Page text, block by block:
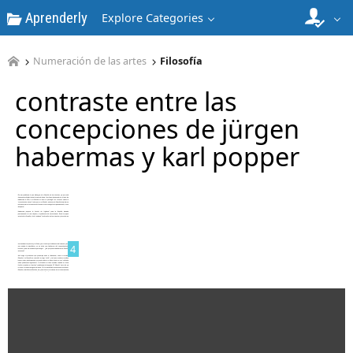
Aprenderly Explore Categories
Numeración de las artes Filosofía
contraste entre las
concepciones de jürgen
habermas y karl popper
4